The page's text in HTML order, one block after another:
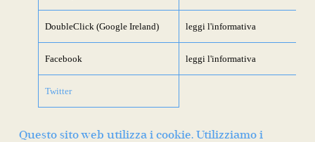
DoubleClick (Google Ireland) leggi l'informativa
Facebook leggi l'informativa
Twitter
Questo sito web utilizza i cookie. Utilizziamo i